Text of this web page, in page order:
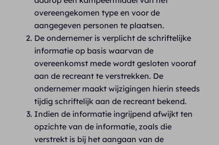
overeengekomen type en voor de
aangegeven personen te plaatsen.
De ondernemer is verplicht de schriftelijke
informatie op basis waarvan de
overeenkomst mede wordt gesloten vooraf
aan de recreant te verstrekken. De
ondernemer maakt wijzigingen hierin steeds
tijdig schriftelijk aan de recreant bekend.
Indien de informatie ingrijpend afwijkt ten
opzichte van de informatie, zoals die
verstrekt is bij het aangaan van de